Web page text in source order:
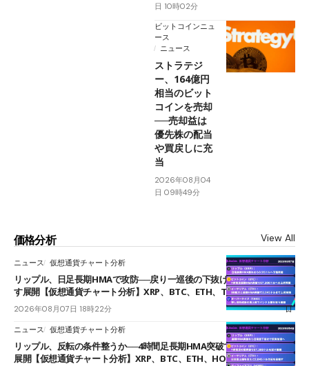
日 10時02分
ビットコインニュ
ース
ニュース
ストラテジ
ー、164億円
相当のビット
コインを売却
──売却益は
優先株の配当
や買戻しに充
当
2026年08月04
日 09時49分
価格分析 View All
ニュース 仮想通貨チャート分析
リップル、日足長期HMAで攻防──戻り一巡後の下抜けで0.95ドルを試
す展開【仮想通貨チャート分析】XRP、BTC、ETH、TAKE
2026年08月07日 18時22分
ニュース 仮想通貨チャート分析
リップル、反転の条件整うか──4時間足長期HMA突破で雲下端を目指す
展開【仮想通貨チャート分析】XRP、BTC、ETH、HOME